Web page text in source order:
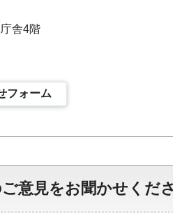
舎4階
フォーム
意見をお聞かせくだ